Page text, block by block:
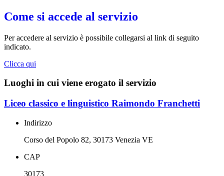
Come si accede al servizio
Per accedere al servizio è possibile collegarsi al link di seguito
indicato.
Clicca qui
Luoghi in cui viene erogato il servizio
Liceo classico e linguistico Raimondo Franchetti
Indirizzo
Corso del Popolo 82, 30173 Venezia VE
CAP
30173